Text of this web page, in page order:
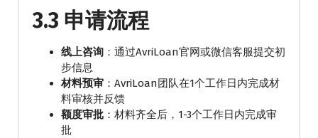
3.3 申请流程
线上咨询 ：通过AvriLoan官网或微信客服提交初
步信息
材料预审 ：AvriLoan团队在1个工作日内完成材
料审核并反馈
额度审批 ：材料齐全后，1-3个工作日内完成审
批